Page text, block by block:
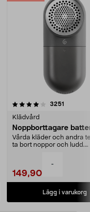
-
3251
Klädvård
Noppborttagare
Vårda kläder och andra
ta bort noppor och ludd.
149,90
Lägg i varukorg
4.5av 5 stjärnor